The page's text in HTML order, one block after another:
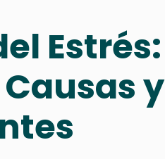
Estrés:
y